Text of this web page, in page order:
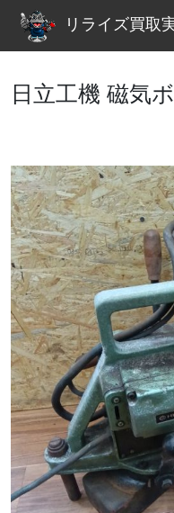
リライズ買取
日立工機 磁気